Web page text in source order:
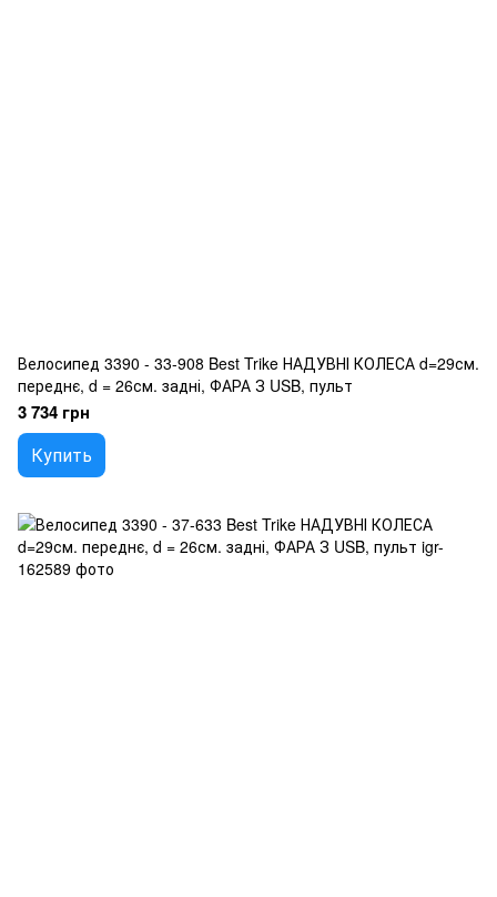
Велосипед 3390 - 33-908 Best Trike НАДУВНІ КОЛЕСА d=29см.
переднє, d = 26см. задні, ФАРА З USB, пульт
3 734 грн
Купить